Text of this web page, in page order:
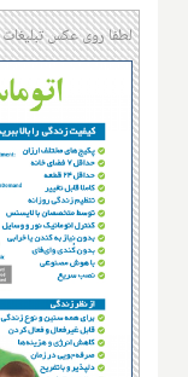
لطفا روی عکس تبلیغات